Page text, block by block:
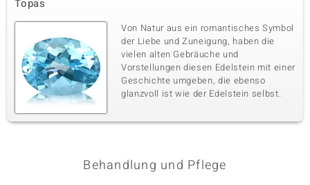
Himmelblauer Topas
Karatgewicht Summe
0,555 ct
Schliff
Rundschliff
Fassung
Kanalfassung
Herkunft
Madagaskar
Topas
Von Natur aus ein romantisches Symbol
der Liebe und Zuneigung, haben die
vielen alten Gebräuche und
Vorstellungen diesen Edelstein mit einer
Geschichte umgeben, die ebenso
glanzvoll ist wie der Edelstein selbst.
Behandlung und Pflege